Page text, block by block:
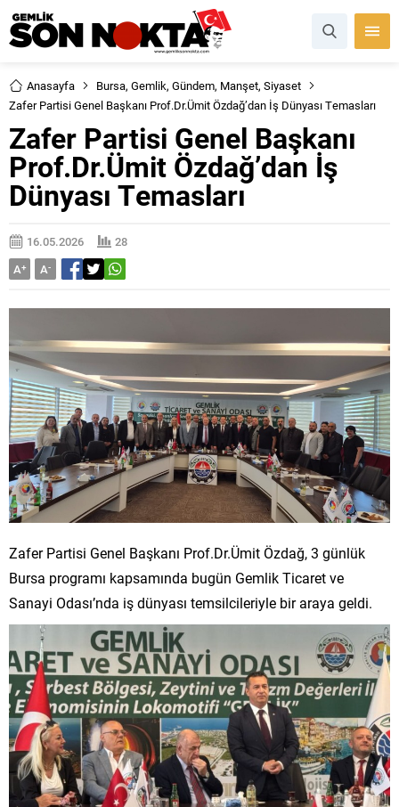
Anasayfa Bursa, Gemlik, Gündem, Manşet, Siyaset
Zafer Partisi Genel Başkanı Prof.Dr.Ümit Özdağ’dan İş Dünyası Temasları
Zafer Partisi Genel Başkanı
Prof.Dr.Ümit Özdağ’dan İş
Dünyası Temasları
16.05.2026
28
A+ A-
Zafer Partisi Genel Başkanı Prof.Dr.Ümit Özdağ, 3 günlük
Bursa programı kapsamında bugün Gemlik Ticaret ve
Sanayi Odası’nda iş dünyası temsilcileriyle bir araya geldi.